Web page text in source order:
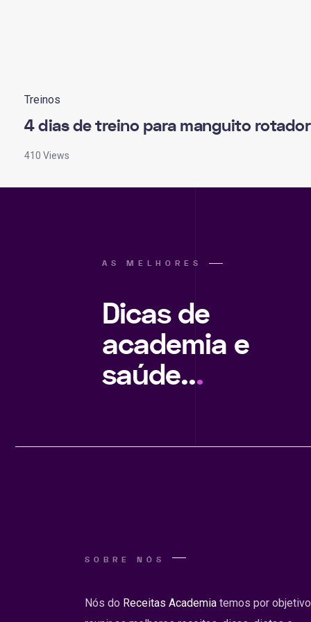
Treinos
4 dias de treino para manguito rotador
410 Views
AS MELHORES
Dicas de
academia e
saúde...
SOBRE NÓS
Nós do Receitas Academia temos por objetivo